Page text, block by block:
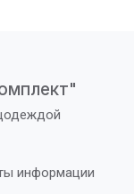
информации